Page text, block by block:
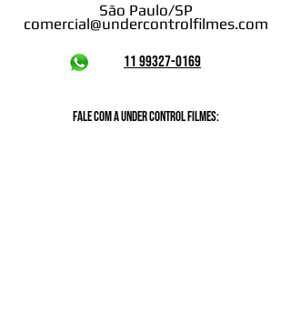
São Paulo/SP
comercial@undercontrolfilmes.com
11 99327-0169
Fale com a Under Control Filmes: